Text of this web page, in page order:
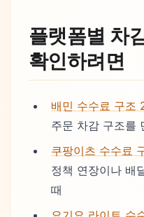
플랫폼별 차
확인하려면
배민 수수료 구조
주문 차감 구조를
쿠팡이츠 수수료
정책 연장이나 배
때